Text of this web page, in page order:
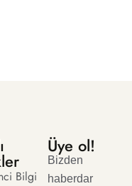
Bilgi
Üye ol!
Bizden
haberdar